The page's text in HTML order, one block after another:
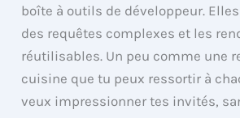
boîte à outils de développeur.
des requêtes complexes et les
réutilisables. Un peu comme une
cuisine que tu peux ressortir à
veux impressionner tes invités,